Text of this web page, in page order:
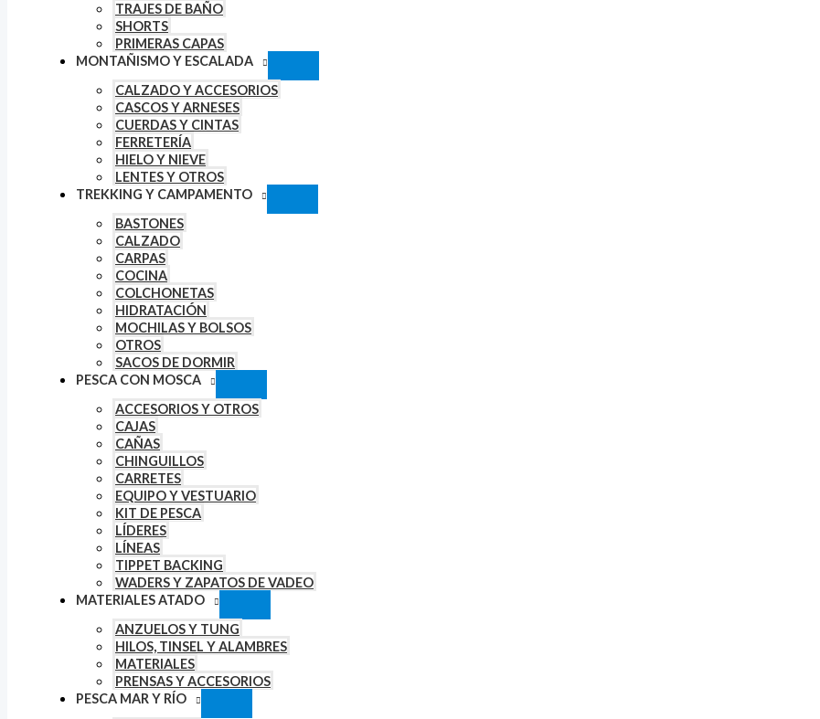
TRAJES DE BAÑO
SHORTS
PRIMERAS CAPAS
MONTAÑISMO Y ESCALADA
CALZADO Y ACCESORIOS
CASCOS Y ARNESES
CUERDAS Y CINTAS
FERRETERÍA
HIELO Y NIEVE
LENTES Y OTROS
TREKKING Y CAMPAMENTO
BASTONES
CALZADO
CARPAS
COCINA
COLCHONETAS
HIDRATACIÓN
MOCHILAS Y BOLSOS
OTROS
SACOS DE DORMIR
PESCA CON MOSCA
ACCESORIOS Y OTROS
CAJAS
CAÑAS
CHINGUILLOS
CARRETES
EQUIPO Y VESTUARIO
KIT DE PESCA
LÍDERES
LÍNEAS
TIPPET BACKING
WADERS Y ZAPATOS DE VADEO
MATERIALES ATADO
ANZUELOS Y TUNG
HILOS, TINSEL Y ALAMBRES
MATERIALES
PRENSAS Y ACCESORIOS
PESCA MAR Y RÍO